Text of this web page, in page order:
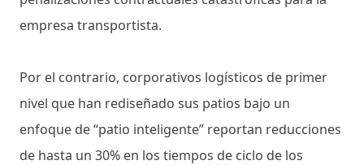
empresa transportista.
Por el contrario, corporativos logísticos de primer
nivel que han rediseñado sus patios bajo un
enfoque de “patio inteligente” reportan reducciones
de hasta un 30% en los tiempos de ciclo de los